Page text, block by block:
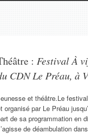
: Festival À
CDN Le Préau, à
et théâtre.Le
organisé par Le Préau
de sa programmation en
de déambulation